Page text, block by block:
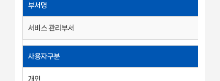
부서명
서비스 관리부서
사용자구분
개인